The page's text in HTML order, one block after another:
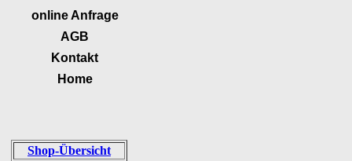
online Anfrage
AGB
Kontakt
Home
Shop-Übersicht